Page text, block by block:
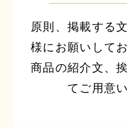
原則、掲載する
様にお願いして
商品の紹介文、
てご用意